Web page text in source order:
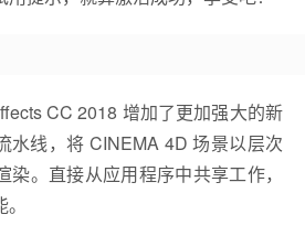
CC 2018 增加了更加强大的新
水线，将 CINEMA 4D 场景以层次
。直接从应用程序中共享工作，